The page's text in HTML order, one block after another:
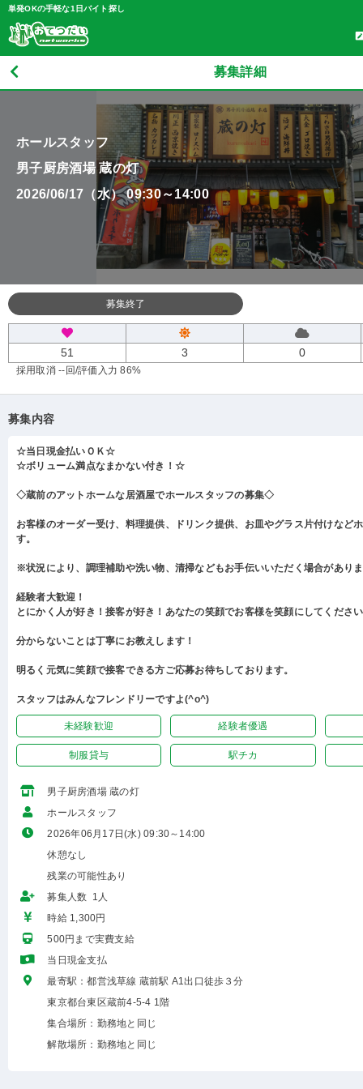
単発OKの手軽な1日バイト探し
募集詳細
ホールスタッフ
男子厨房酒場 蔵の灯
2026/06/17（水） 09:30～14:00
募集終了
51 3 0
採用取消 --回/評価入力 86%
募集内容
☆当日現金払いＯＫ☆
☆ボリューム満点なまかない付き！☆
◇蔵前のアットホームな居酒屋でホールスタッフの募集◇
お客様のオーダー受け、料理提供、ドリンク提供、お皿やグラス片付けなど
す。
※状況により、調理補助や洗い物、清掃などもお手伝いいただく場合があり
経験者大歓迎！
とにかく人が好き！接客が好き！あなたの笑顔でお客様を笑顔にしてくださ
分からないことは丁寧にお教えします！
明るく元気に笑顔で接客できる方ご応募お待ちしております。
スタッフはみんなフレンドリーですよ(^o^)
未経験歓迎 経験者優遇
制服貸与 駅チカ
男子厨房酒場 蔵の灯
ホールスタッフ
2026年06月17日(水) 09:30～14:00
休憩なし
残業の可能性あり
募集人数 1人
時給 1,300円
500円まで実費支給
当日現金支払
最寄駅：都営浅草線 蔵前駅 A1出口徒歩３分
東京都台東区蔵前4-5-4 1階
集合場所：勤務地と同じ
解散場所：勤務地と同じ